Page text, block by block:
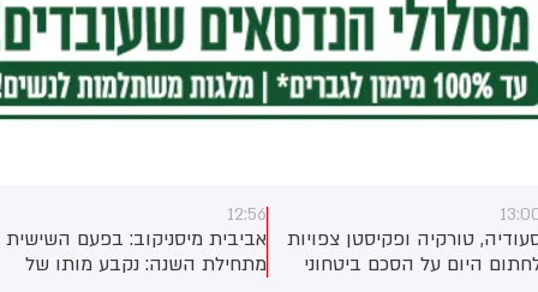
ופקיסטן צפויות
על הסכם ביטחוני
אביבית מיסניקוב: בפעם השישית
מתחילת השנה: נקבע מותו של
קל